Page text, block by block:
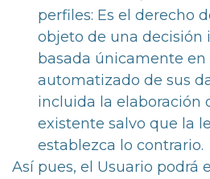
perfiles: Es el derecho
objeto de una decisión
basada únicamente
automatizado de sus
incluida la elaboración
existente salvo que la
establezca lo contrario.
Así pues, el Usuario podrá